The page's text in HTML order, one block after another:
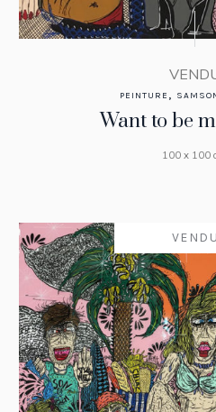
PEINTURE ,
Want to be
100 x 100
VENDU